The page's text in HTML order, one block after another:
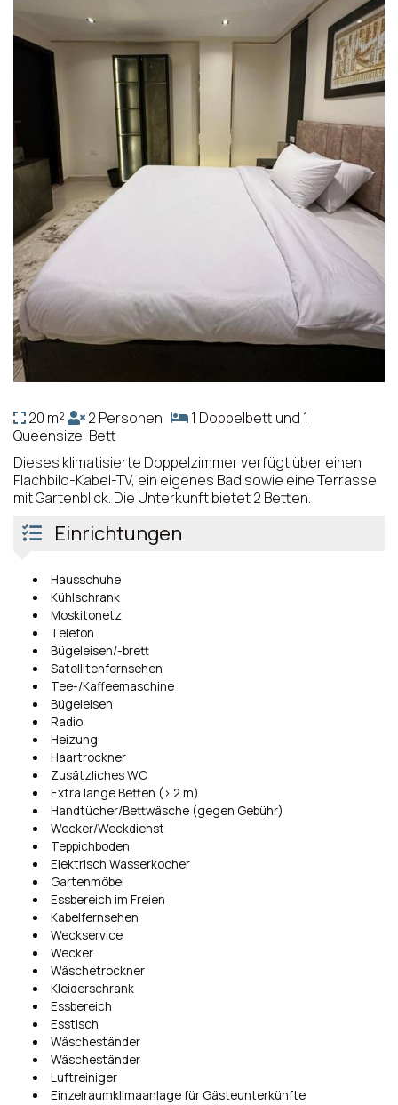
20 m² 2 Personen
1 Doppelbett und 1
Queensize-Bett
Dieses klimatisierte Doppelzimmer verfügt über einen
Flachbild-Kabel-TV, ein eigenes Bad sowie eine Terrasse
mit Gartenblick. Die Unterkunft bietet 2 Betten.
Einrichtungen
Hausschuhe
Kühlschrank
Moskitonetz
Telefon
Bügeleisen/-brett
Satellitenfernsehen
Tee-/Kaffeemaschine
Bügeleisen
Radio
Heizung
Haartrockner
Zusätzliches WC
Extra lange Betten (> 2 m)
Handtücher/Bettwäsche (gegen Gebühr)
Wecker/Weckdienst
Teppichboden
Elektrisch Wasserkocher
Gartenmöbel
Essbereich im Freien
Kabelfernsehen
Weckservice
Wecker
Wäschetrockner
Kleiderschrank
Essbereich
Esstisch
Wäscheständer
Wäscheständer
Luftreiniger
Einzelraumklimaanlage für Gästeunterkünfte